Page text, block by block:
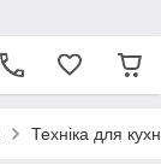
Техніка для